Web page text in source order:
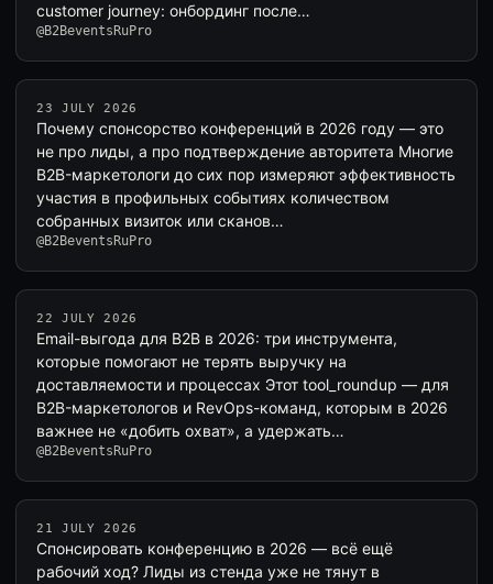
customer journey: онбординг после…
@B2BeventsRuPro
23 JULY 2026
Почему спонсорство конференций в 2026 году — это
не про лиды, а про подтверждение авторитета Многие
B2B-маркетологи до сих пор измеряют эффективность
участия в профильных событиях количеством
собранных визиток или сканов…
@B2BeventsRuPro
22 JULY 2026
Email-выгода для B2B в 2026: три инструмента,
которые помогают не терять выручку на
доставляемости и процессах Этот tool_roundup — для
B2B-маркетологов и RevOps-команд, которым в 2026
важнее не «добить охват», а удержать…
@B2BeventsRuPro
21 JULY 2026
Спонсировать конференцию в 2026 — всё ещё
рабочий ход? Лиды из стенда уже не тянут в